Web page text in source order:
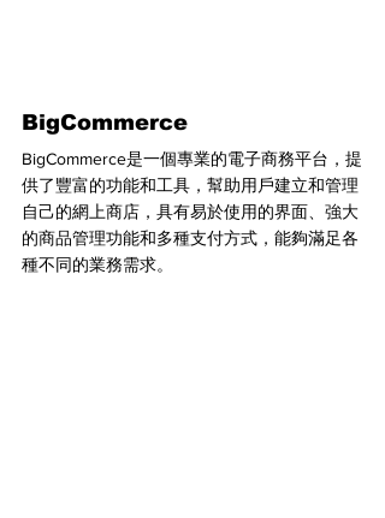
BigCommerce
BigCommerce是一個專業的電子商務平台，提
供了豐富的功能和工具，幫助用戶建立和管理
自己的網上商店，具有易於使用的界面、強大
的商品管理功能和多種支付方式，能夠滿足各
種不同的業務需求。